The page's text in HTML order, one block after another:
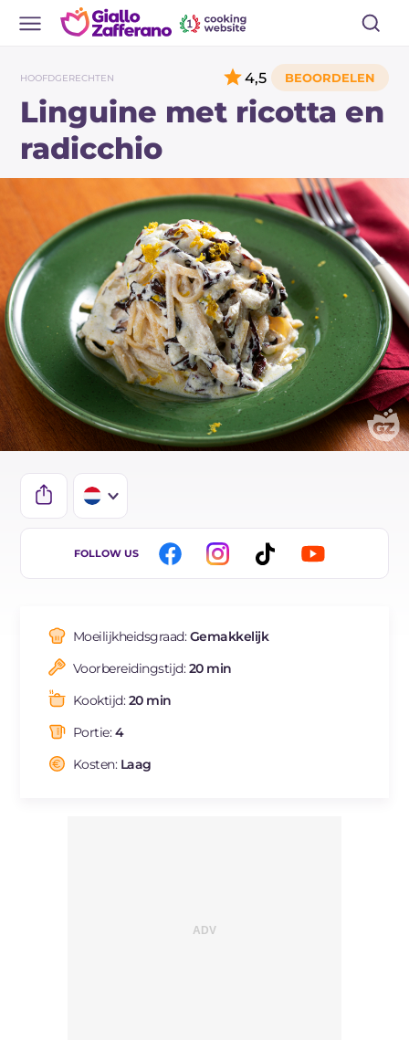
HOOFDGERECHTEN
Linguine met ricotta en
radicchio
4,5
IT
FR
DE
BR
FOLLOW US
Moeilijkheidsgraad:Gemakkelijk
Voorbereidingstijd:20 min
Kooktijd:20 min
Portie:4
Kosten: Laag